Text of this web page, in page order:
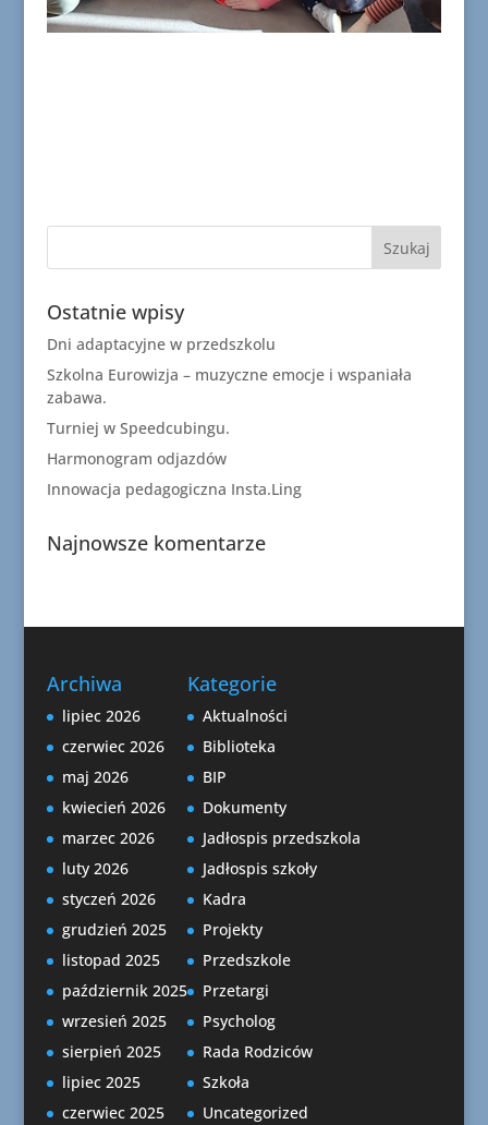
Ostatnie wpisy
Dni adaptacyjne w przedszkolu
Szkolna Eurowizja – muzyczne emocje i wspaniała
zabawa.
Turniej w Speedcubingu.
Harmonogram odjazdów
Innowacja pedagogiczna Insta.Ling
Najnowsze komentarze
Archiwa
lipiec 2026
czerwiec 2026
maj 2026
kwiecień 2026
marzec 2026
luty 2026
styczeń 2026
grudzień 2025
listopad 2025
październik 2025
wrzesień 2025
sierpień 2025
lipiec 2025
czerwiec 2025
Kategorie
Aktualności
Biblioteka
BIP
Dokumenty
Jadłospis przedszkola
Jadłospis szkoły
Kadra
Projekty
Przedszkole
Przetargi
Psycholog
Rada Rodziców
Szkoła
Uncategorized